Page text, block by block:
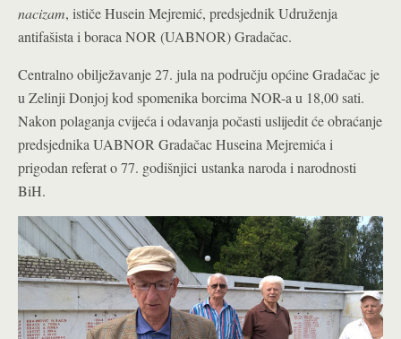
nacizam, ističe Husein Mejremić, predsjednik Udruženja
antifašista i boraca NOR (UABNOR) Gradačac.
Centralno obilježavanje 27. jula na području općine Gradačac je
u Zelinji Donjoj kod spomenika borcima NOR-a u 18,00 sati.
Nakon polaganja cvijeća i odavanja počasti uslijedit će obraćanje
predsjednika UABNOR Gradačac Huseina Mejremića i
prigodan referat o 77. godišnjici ustanka naroda i narodnosti
BiH.